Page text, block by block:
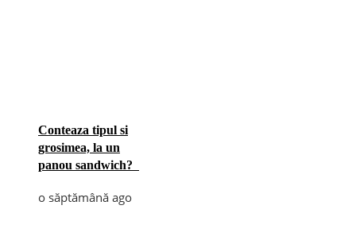
Conteaza tipul si
grosimea, la un
panou sandwich?
o săptămână ago